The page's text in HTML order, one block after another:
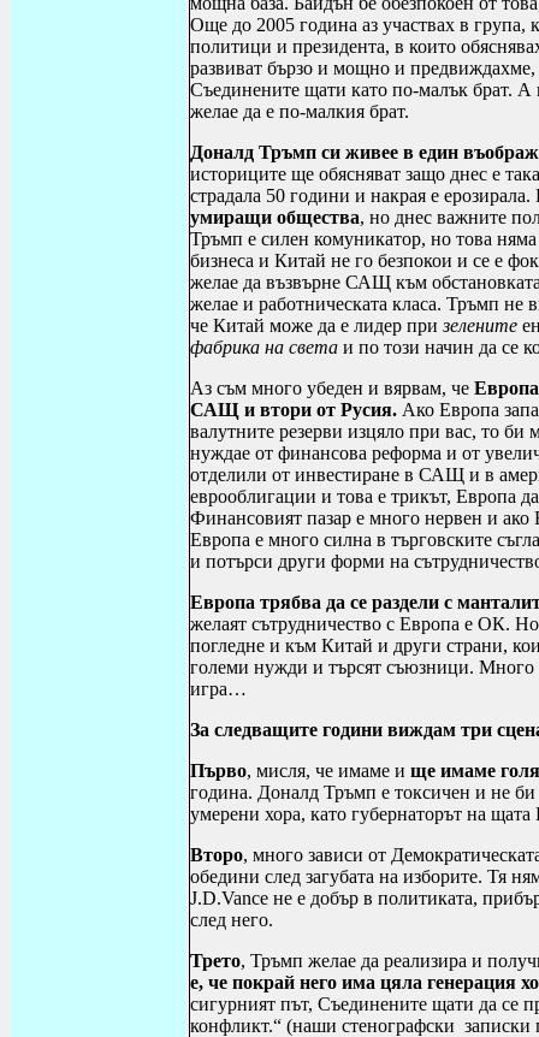
Още до 2005 година аз участвах в група,
политици и президента, в които
развиват бързо и мощно и предвиждахме,
Съединените щати като по-малък брат. А
желае да е по-малкия брат.
Доналд Тръмп си живее в един
историците ще обясняват защо днес е
страдала 50 години и накрая е
умиращи общества, но днес важните
Тръмп е силен комуникатор, но това
бизнеса и Китай не го безпокои и се е
желае да възвърне САЩ към
желае и работническата класа. Тръмп
че Китай може да е лидер при зелените
фабрика на света и по този начин да се
Аз съм много убеден и вярвам, че
САЩ и втори от Русия. Ако Европа
валутните резерви изцяло при вас, то би
нуждае от финансова реформа и от
отделили от инвестиране в САЩ и в
еврооблигации и това е трикът, Европа
Финансовият пазар е много нервен и ако
Европа е много силна в търговските
и потърси други форми на
Европа трябва да се раздели с
желаят сътрудничество с Европа е ОК.
погледне и към Китай и други страни,
големи нужди и търсят съюзници. Много
игра…
За следващите години виждам три
Първо, мисля, че имаме и ще имаме
година. Доналд Тръмп е токсичен и не
умерени хора, като губернаторът на
Второ, много зависи от
обедини след загубата на изборите. Тя
J.D.Vance не е добър в политиката,
след него.
Трето, Тръмп желае да реализира и
е, че покрай него има цяла генерация
сигурният път, Съединените щати да се
конфликт.“ (наши стенографски записки